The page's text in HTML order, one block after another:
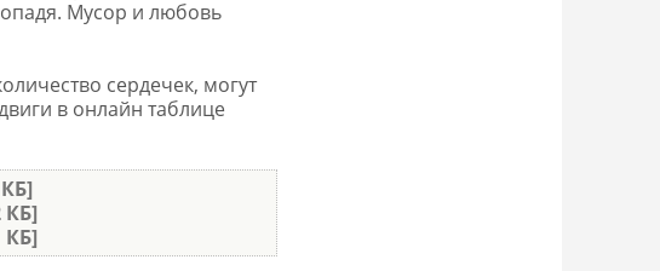
Мусор и любовь
сердечек, могут
в онлайн таблице
КБ]
КБ]